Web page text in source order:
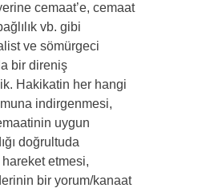
cemaat’e, cemaat
vb. gibi
ve sömürgeci
bir direniş
Hakikatin her hangi
indirgenmesi,
uygun
doğrultuda
etmesi,
bir yorum/kanaat